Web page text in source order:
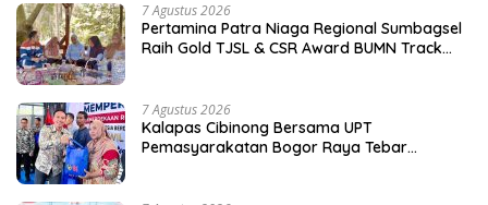
7 Agustus 2026
Pertamina Patra Niaga Regional Sumbagsel
Raih Gold TJSL & CSR Award BUMN Track
7 Agustus 2026
Kalapas Cibinong Bersama UPT
Pemasyarakatan Bogor Raya Tebar